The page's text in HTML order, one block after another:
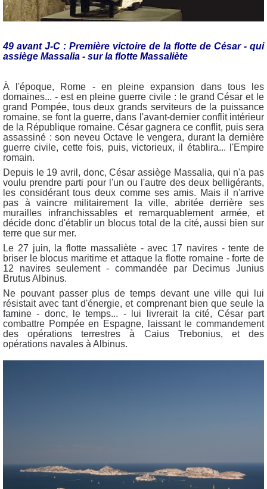
49 avant J-C : Première victoire de la flotte de César - qui
assiège Massalia - sur la flotte Massaliète
À l'époque, Rome - en pleine expansion dans tous les
domaines... - est en pleine guerre civile : le grand César et le
grand Pompée, tous deux grands serviteurs de la puissance
romaine, se font la guerre, dans l'avant-dernier conflit intérieur
de la République romaine. César gagnera ce conflit, puis sera
assassiné : son neveu Octave le vengera, durant la dernière
guerre civile, cette fois, puis, victorieux, il établira... l'Empire
romain.
Depuis le 19 avril, donc, César assiège Massalia, qui n'a pas
voulu prendre parti pour l'un ou l'autre des deux belligérants,
les considérant tous deux comme ses amis. Mais il n'arrive
pas à vaincre militairement la ville, abritée derrière ses
murailles infranchissables et remarquablement armée, et
décide donc d'établir un blocus total de la cité, aussi bien sur
terre que sur mer.
Le 27 juin, la flotte massaliète - avec 17 navires - tente de
briser le blocus maritime et attaque la flotte romaine - forte de
12 navires seulement - commandée par Decimus Junius
Brutus Albinus.
Ne pouvant passer plus de temps devant une ville qui lui
résistait avec tant d'énergie, et comprenant bien que seule la
famine - donc, le temps... - lui livrerait la cité, César part
combattre Pompée en Espagne, laissant le commandement
des opérations terrestres à Caius Trebonius, et des
opérations navales à Albinus.